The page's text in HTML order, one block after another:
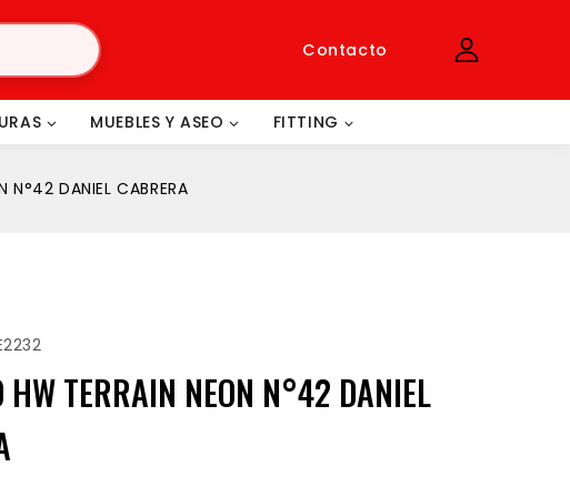
Contacto
MUEBLES Y ASEO FITTING
N°42 DANIEL CABRERA
HW TERRAIN NEON N°42 DANIEL